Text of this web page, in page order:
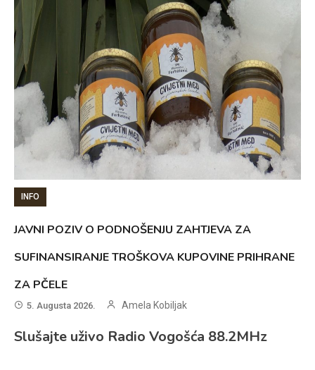
INFO
JAVNI POZIV O PODNOŠENJU ZAHTJEVA ZA
SUFINANSIRANJE TROŠKOVA KUPOVINE PRIHRANE
ZA PČELE
5. Augusta 2026. Amela Kobiljak
Slušajte uživo Radio Vogošća 88.2MHz